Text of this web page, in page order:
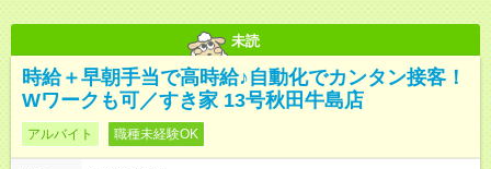
未読
時給＋早朝手当で高時給♪自動化でカンタン接客！
Wワークも可／すき家 13号秋田牛島店
アルバイト 職種未経験OK